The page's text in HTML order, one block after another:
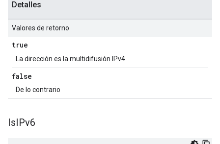
Detalles
Valores de retorno
true
La dirección es la multidifusión IPv4
false
De lo contrario
IsIPv6